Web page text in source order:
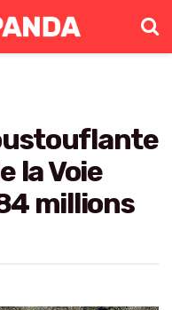
la Voie
millions